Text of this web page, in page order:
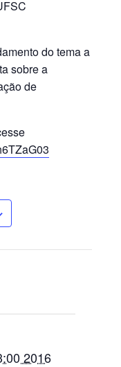
do tema a
sobre a
de
2016